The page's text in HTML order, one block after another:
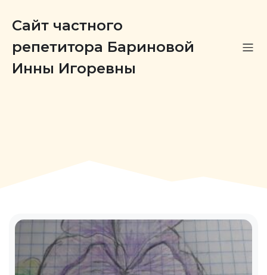
Сайт частного
репетитора Бариновой
Инны Игоревны